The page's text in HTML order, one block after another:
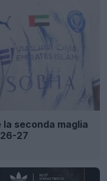
seconda maglia
27